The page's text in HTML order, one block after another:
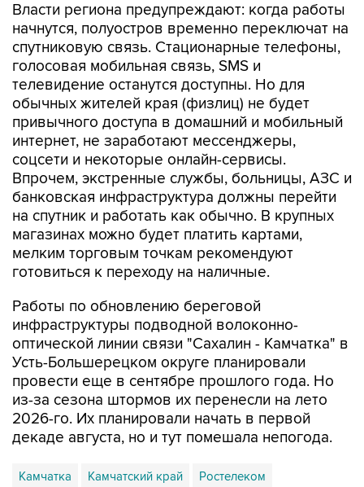
Власти региона предупреждают: когда работы
начнутся, полуостров временно переключат на
спутниковую связь. Стационарные телефоны,
голосовая мобильная связь, SMS и
телевидение останутся доступны. Но для
обычных жителей края (физлиц) не будет
привычного доступа в домашний и мобильный
интернет, не заработают мессенджеры,
соцсети и некоторые онлайн-сервисы.
Впрочем, экстренные службы, больницы, АЗС и
банковская инфраструктура должны перейти
на спутник и работать как обычно. В крупных
магазинах можно будет платить картами,
мелким торговым точкам рекомендуют
готовиться к переходу на наличные.
Работы по обновлению береговой
инфраструктуры подводной волоконно-
оптической линии связи "Сахалин - Камчатка" в
Усть-Большерецком округе планировали
провести еще в сентябре прошлого года. Но
из-за сезона штормов их перенесли на лето
2026-го. Их планировали начать в первой
декаде августа, но и тут помешала непогода.
Камчатка Камчатский край Ростелеком